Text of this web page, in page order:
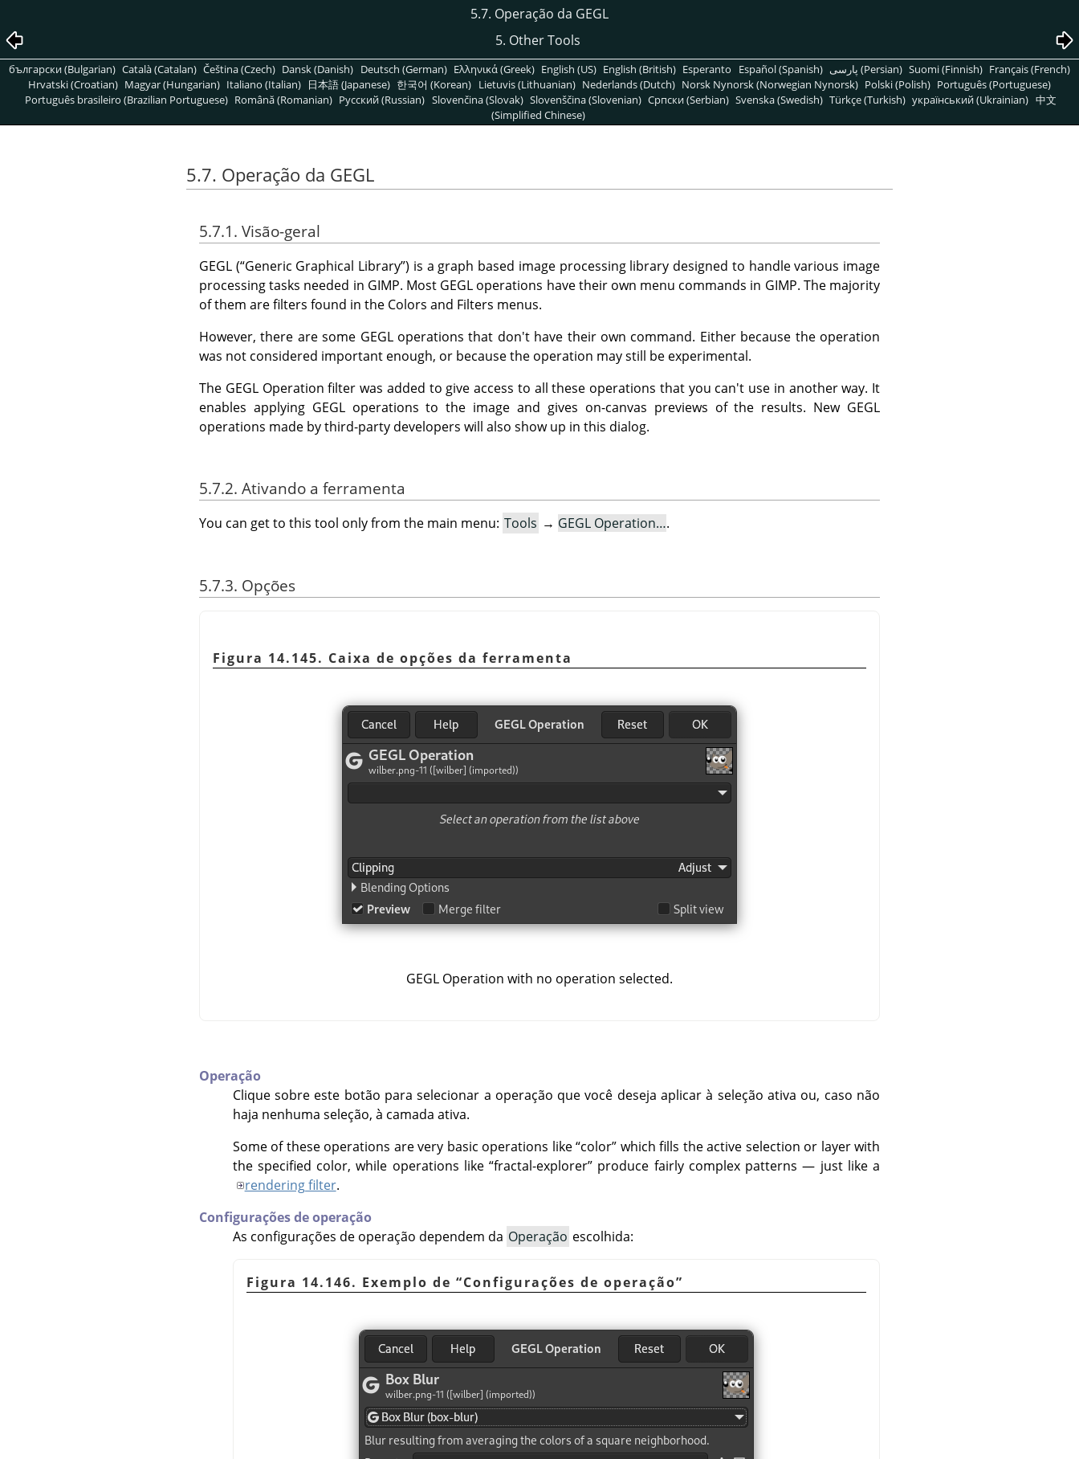
5.7. Operação da GEGL
5. Other Tools
български (Bulgarian) Català (Catalan) Čeština (Czech) Dansk (Danish) Deutsch (German) Ελληνικά (Greek) English (US) English (British) Esperanto Español (Spanish) پارسی (Persian) Suomi (Finnish) Français (French)
Hrvatski (Croatian) Magyar (Hungarian) Italiano (Italian) 日本語 (Japanese) 한국어 (Korean) Lietuvis (Lithuanian) Nederlands (Dutch) Norsk Nynorsk (Norwegian Nynorsk) Polski (Polish) Português (Portuguese)
Português brasileiro (Brazilian Portuguese) Română (Romanian) Pусский (Russian) Slovenčina (Slovak) Slovenščina (Slovenian) Српски (Serbian) Svenska (Swedish) Türkçe (Turkish) український (Ukrainian) 中文
(Simplified Chinese)
5.7. Operação da GEGL
5.7.1. Visão-geral
GEGL (“Generic Graphical Library”) is a graph based image processing library designed to handle various image
processing tasks needed in GIMP. Most GEGL operations have their own menu commands in GIMP. The majority
of them are filters found in the Colors and Filters menus.
However, there are some GEGLoperations that don't have their own command. Either because the operation
was not considered important enough, or because the operation may still be experimental.
The GEGLOperation filter was added to give access to all these operations that you can't use in another way. It
enables applying GEGLoperations to the image and gives on-canvas previews of the results. New GEGL
operations made by third-party developers will also show up in this dialog.
5.7.2. Ativando a ferramenta
You can get to this tool only from the main menu: Tools → GEGL Operation….
5.7.3. Opções
Figura 14.145. Caixa de opções da ferramenta
GEGL Operation with no operation selected.
Operação
Clique sobre este botão para selecionar a operação que você deseja aplicar à seleção ativa ou, caso não
haja nenhuma seleção, à camada ativa.
Some of these operations are very basic operations like“color” which fills the active selection or layer with
the specified color, while operations like“fractal-explorer” produce fairly complex patterns — just like a
rendering filter.
Configurações de operação
As configurações de operação dependem da Operação escolhida:
Figura 14.146. Exemplo de “Configurações de operação”